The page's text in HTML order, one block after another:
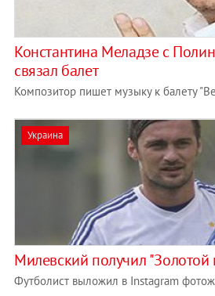
Константина Меладзе с
связал балет
Композитор пишет музыку к балету
Украина
Милевский получил "Золотой
Футболист выложил в Instagram